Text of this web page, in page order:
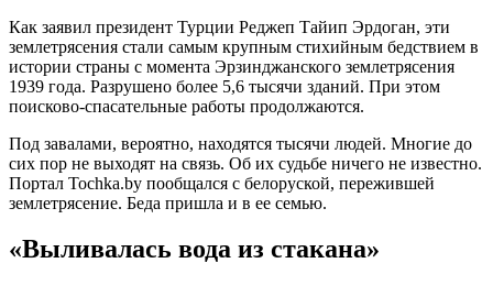
Как заявил президент Турции Реджеп Тайип Эрдоган, эти
землетрясения стали самым крупным стихийным бедствием в
истории страны с момента Эрзинджанского землетрясения
1939 года. Разрушено более 5,6 тысячи зданий. При этом
поисково-спасательные работы продолжаются.
Под завалами, вероятно, находятся тысячи людей. Многие до
сих пор не выходят на связь. Об их судьбе ничего не известно.
Портал Tochka.by пообщался с белоруской, пережившей
землетрясение. Беда пришла и в ее семью.
«Выливалась вода из стакана»